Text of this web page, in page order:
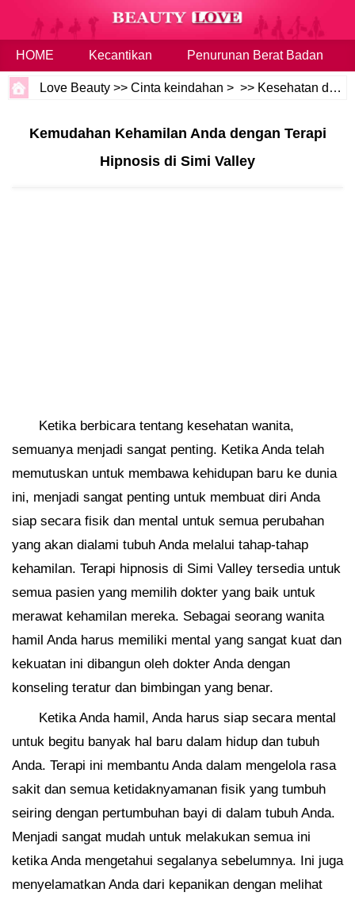
HOME Kecantikan Penurunan Berat Badan
Love Beauty >>Cinta keindahan > >> Kesehatan dan Kebugaran
Kemudahan Kehamilan Anda dengan Terapi
Hipnosis di Simi Valley
Ketika berbicara tentang kesehatan wanita,
semuanya menjadi sangat penting. Ketika Anda telah
memutuskan untuk membawa kehidupan baru ke dunia
ini, menjadi sangat penting untuk membuat diri Anda
siap secara fisik dan mental untuk semua perubahan
yang akan dialami tubuh Anda melalui tahap-tahap
kehamilan. Terapi hipnosis di Simi Valley tersedia untuk
semua pasien yang memilih dokter yang baik untuk
merawat kehamilan mereka. Sebagai seorang wanita
hamil Anda harus memiliki mental yang sangat kuat dan
kekuatan ini dibangun oleh dokter Anda dengan
konseling teratur dan bimbingan yang benar.
Ketika Anda hamil, Anda harus siap secara mental
untuk begitu banyak hal baru dalam hidup dan tubuh
Anda. Terapi ini membantu Anda dalam mengelola rasa
sakit dan semua ketidaknyamanan fisik yang tumbuh
seiring dengan pertumbuhan bayi di dalam tubuh Anda.
Menjadi sangat mudah untuk melakukan semua ini
ketika Anda mengetahui segalanya sebelumnya. Ini juga
menyelamatkan Anda dari kepanikan dengan melihat